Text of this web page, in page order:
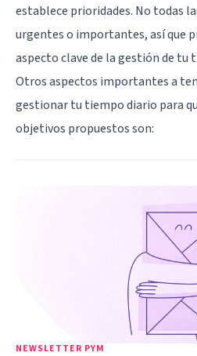
establece prioridades. No todas
urgentes o importantes, así que
aspecto clave de la gestión de tu
Otros aspectos importantes a
gestionar tu tiempo diario para
objetivos propuestos son:
NEWSLETTER PYM